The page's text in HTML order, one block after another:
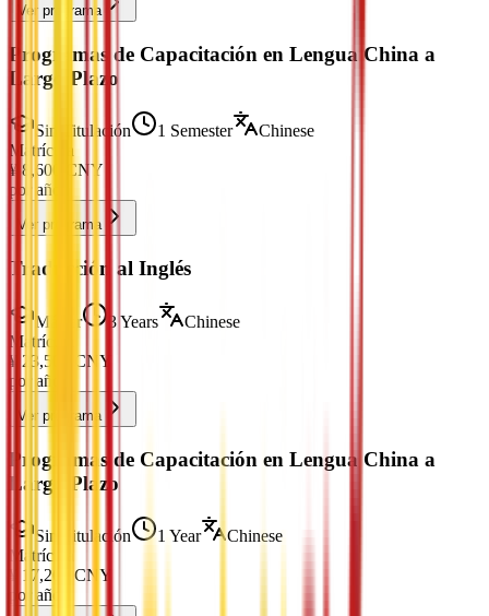
Ver programa
Programas de Capacitación en Lengua China a
Largo Plazo
Sin Titulación 1 Semester
Chinese
Matrícula
¥ 8,600
CNY
por año
Ver programa
Traducción al Inglés
Máster 3 Years
Chinese
Matrícula
¥ 23,500
CNY
por año
Ver programa
Programas de Capacitación en Lengua China a
Largo Plazo
Sin Titulación 1 Year
Chinese
Matrícula
17,200
CNY
por año